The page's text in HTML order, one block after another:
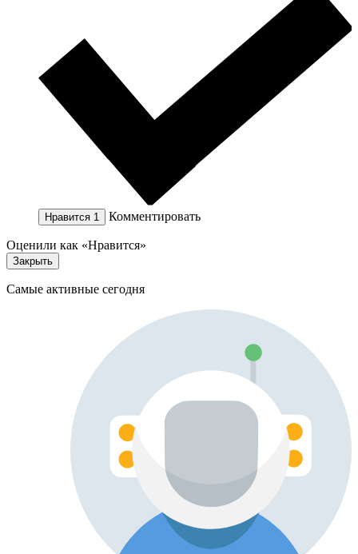
Нравится 1 Комментировать
Оценили как «Нравится»
Закрыть
Самые активные сегодня